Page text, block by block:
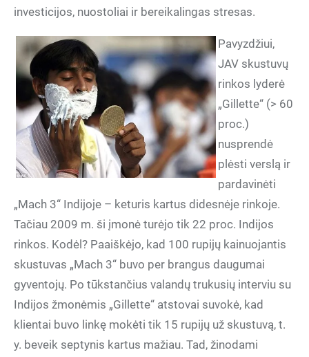
investicijos, nuostoliai ir bereikalingas stresas.
Pavyzdžiui,
JAV skustuvų
rinkos lyderė
„Gillette“ (> 60
proc.)
nusprendė
plėsti verslą ir
pardavinėti
„Mach 3“ Indijoje – keturis kartus didesnėje rinkoje.
Tačiau 2009 m. ši įmonė turėjo tik 22 proc. Indijos
rinkos. Kodėl? Paaiškėjo, kad 100 rupijų kainuojantis
skustuvas „Mach 3“ buvo per brangus daugumai
gyventojų. Po tūkstančius valandų trukusių interviu su
Indijos žmonėmis „Gillette“ atstovai suvokė, kad
klientai buvo linkę mokėti tik 15 rupijų už skustuvą, t.
y. beveik septynis kartus mažiau. Tad, žinodami